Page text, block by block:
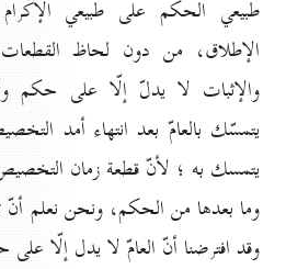
طبيعي الحكم على طبيعي
الإطلاق، من دون لحاظ
والإثبات لا يدلّ إلّا على حكم
يتمسّك بالعامّ بعد انتهاء أمد
يتمسك به ؛ لأنّ قطعة زمان
وما بعدها من الحكم، ونحن نعلم أنّ
وقد افترضنا أنّ العامّ لا يدل إلّا